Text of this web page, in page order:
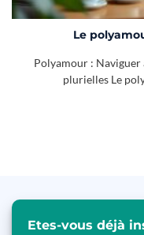
Le
Polyamour :
plurielles Le
Etes-vous déjà